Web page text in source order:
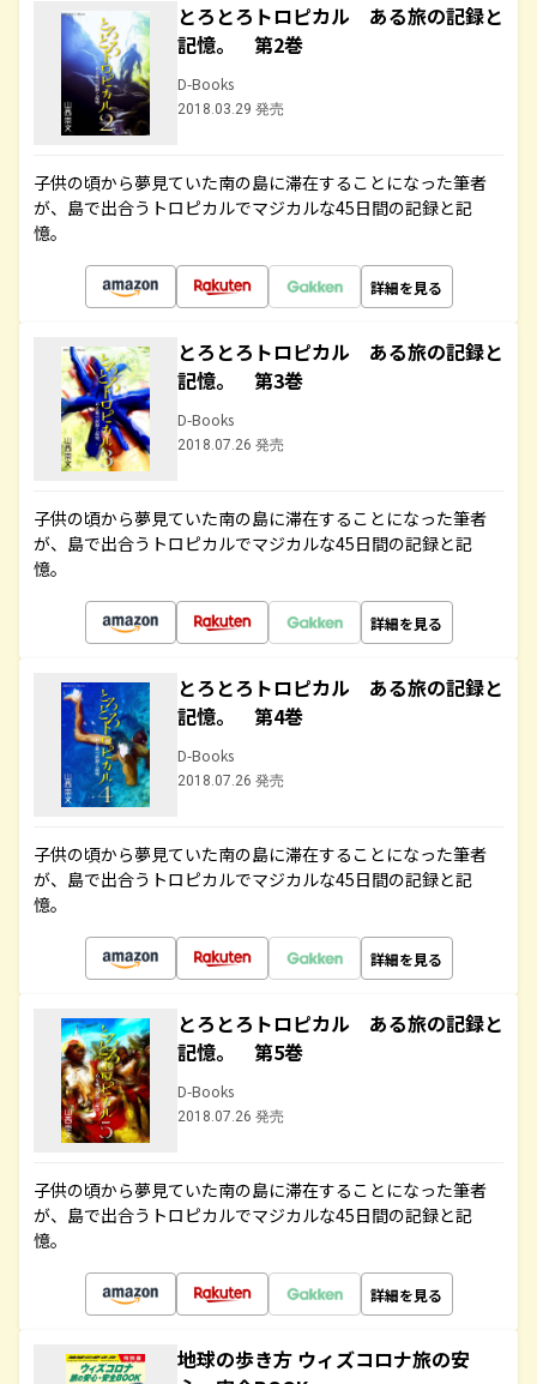
とろとろトロピカル ある旅の記録と
記憶。 第2巻
D-Books
2018.03.29 発売
子供の頃から夢見ていた南の島に滞在することになった筆者
が、島で出合うトロピカルでマジカルな45日間の記録と記
憶。
詳細を見る
とろとろトロピカル ある旅の記録と
記憶。 第3巻
D-Books
2018.07.26 発売
子供の頃から夢見ていた南の島に滞在することになった筆者
が、島で出合うトロピカルでマジカルな45日間の記録と記
憶。
詳細を見る
とろとろトロピカル ある旅の記録と
記憶。 第4巻
D-Books
2018.07.26 発売
子供の頃から夢見ていた南の島に滞在することになった筆者
が、島で出合うトロピカルでマジカルな45日間の記録と記
憶。
詳細を見る
とろとろトロピカル ある旅の記録と
記憶。 第5巻
D-Books
2018.07.26 発売
子供の頃から夢見ていた南の島に滞在することになった筆者
が、島で出合うトロピカルでマジカルな45日間の記録と記
憶。
詳細を見る
地球の歩き方 ウィズコロナ旅の安